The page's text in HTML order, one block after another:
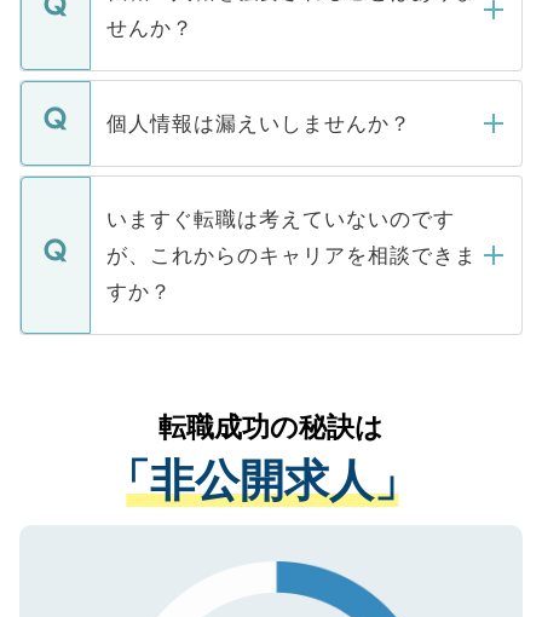
けない「非公開求人」です。非公開求人は
下記の理由によって、一般には公開してい
ません。
■応募殺到を避けるため 人気のある医療機
関を公にしてしまうと、応募が殺到する場
に、医療機関が求める条件に合った人材の
みを人材紹介会社に依頼するケースが増え
ています。
せんか？
転職・入職を強要することは一切ありませ
ん。また、仮に応募先から内定をいただい
定を承諾する必要はありません。内定先へ
の辞退の連絡はキャリアパートナーが行い
個人情報は漏えいしませんか？
個人情報が漏えいすることはありませんの
で、ご安心ください。当サイトからの登録
などで収集したご登録者様の個人情報は、
ご本人のキャリアアップおよび転職活動の
支援を目的に使用いたします。お預かりし
ているすべての個人データはご本人の許可
は、個人情報の取り扱いについての厳密な
管理基準を満たした事業者のみに付与され
る、プライバシーマークを取得済みです。
で、機密保持に関してもご安心ください。
いますぐ転職は考えていないのです
が、これからのキャリアを相談できま
すか？
かがいして、現在の医療機関の状況や紹介
経験をまじえながら、適切なアドバイスを
させていただきます。すぐにご転職をされ
ない方には、長期的なサポートが可能です
ので、まずはご登録ください。
転職成功の秘訣は
「非公開求人」